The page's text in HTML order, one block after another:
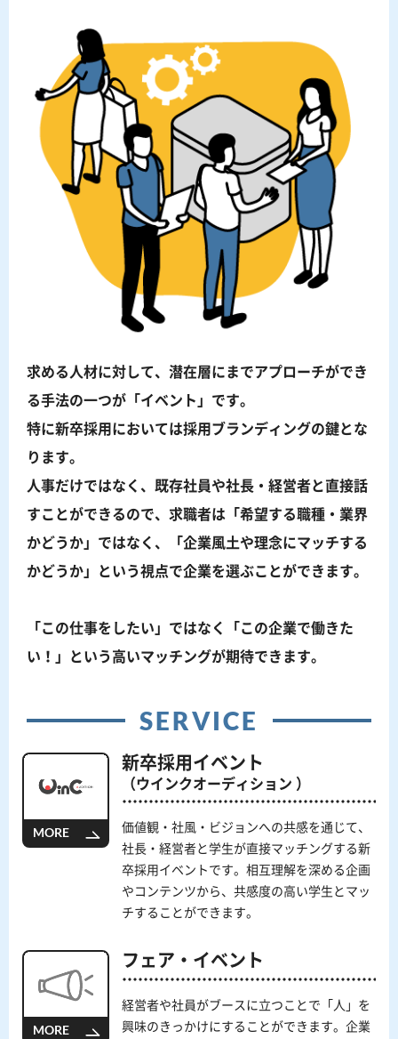
求める人材に対して、潜在層にまでアプローチができ
る手法の一つが「イベント」です。
特に新卒採用においては採用ブランディングの鍵とな
ります。
人事だけではなく、既存社員や社長・経営者と直接話
すことができるので、求職者は「希望する職種・業界
かどうか」ではなく、「企業風土や理念にマッチする
かどうか」という視点で企業を選ぶことができます。
「この仕事をしたい」ではなく「この企業で働きた
い！」という高いマッチングが期待できます。
SERVICE
MORE
新卒採用イベント
（ウインクオーディション ）
価値観・社風・ビジョンへの共感を通じて、
社長・経営者と学生が直接マッチングする新
卒採用イベントです。相互理解を深める企画
やコンテンツから、共感度の高い学生とマッ
チすることができます。
MORE
フェア・イベント
経営者や社員がブースに立つことで「人」を
興味のきっかけにすることができます。企業